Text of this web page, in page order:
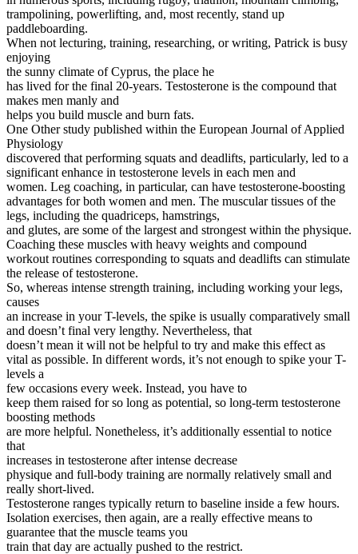
trampolining, powerlifting, and, most recently, stand up
paddleboarding.
When not lecturing, training, researching, or writing, Patrick is busy
enjoying
the sunny climate of Cyprus, the place he
has lived for the final 20-years. Testosterone is the compound that
makes men manly and
helps you build muscle and burn fats.
One Other study published within the European Journal of Applied
Physiology
discovered that performing squats and deadlifts, particularly, led to a
significant enhance in testosterone levels in each men and
women. Leg coaching, in particular, can have testosterone-boosting
advantages for both women and men. The muscular tissues of the
legs, including the quadriceps, hamstrings,
and glutes, are some of the largest and strongest within the physique.
Coaching these muscles with heavy weights and compound
workout routines corresponding to squats and deadlifts can stimulate
the release of testosterone.
So, whereas intense strength training, including working your legs,
causes
an increase in your T-levels, the spike is usually comparatively small
and doesn’t final very lengthy. Nevertheless, that
doesn’t mean it will not be helpful to try and make this effect as
vital as possible. In different words, it’s not enough to spike your T-
levels a
few occasions every week. Instead, you have to
keep them raised for so long as potential, so long-term testosterone
boosting methods
are more helpful. Nonetheless, it’s additionally essential to notice
that
increases in testosterone after intense decrease
physique and full-body training are normally relatively small and
really short-lived.
Testosterone ranges typically return to baseline inside a few hours.
Isolation exercises, then again, are a really effective means to
guarantee that the muscle teams you
train that day are actually pushed to the restrict.